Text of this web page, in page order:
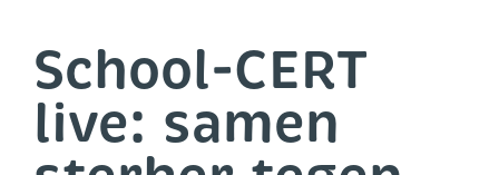
School-CERT
live: samen